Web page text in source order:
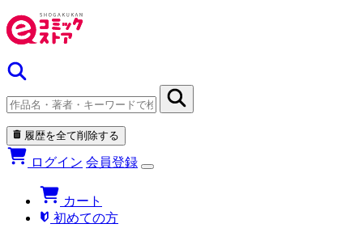
履歴を全て削除する
ログイン 会員登録
カート
初めての方